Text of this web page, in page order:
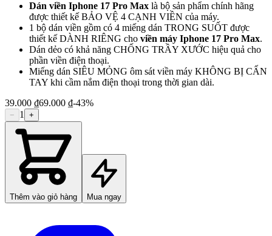
Dán viền Iphone 17 Pro Max là bộ sản phẩm chính hãng
được thiết kế BẢO VỆ 4 CẠNH VIỀN của máy.
1 bộ dán viền gồm có 4 miếng dán TRONG SUỐT được
thiết kế DÀNH RIÊNG cho viền máy Iphone 17 Pro Max.
Dán dẻo có khả năng CHỐNG TRẦY XƯỚC hiệu quả cho
phần viền điện thoại.
Miếng dán SIÊU MỎNG ôm sát viền máy KHÔNG BỊ CẤN
TAY khi cầm nắm điện thoại trong thời gian dài.
39.000 ₫69.000 ₫-43%
− 1 +
Thêm vào giỏ hàng Mua ngay